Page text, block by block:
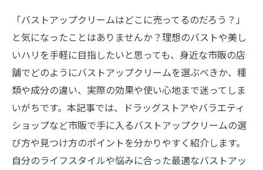
「バストアップクリームはどこに売ってるのだろう？」
と気になったことはありませんか？理想のバストや美し
いハリを手軽に目指したいと思っても、身近な市販の店
舗でどのようにバストアップクリームを選ぶべきか、種
類や成分の違い、実際の効果や使い心地まで迷ってしま
いがちです。本記事では、ドラッグストアやバラエティ
ショップなど市販で手に入るバストアップクリームの選
び方や見つけ方のポイントを分かりやすく紹介します。
自分のライフスタイルや悩みに合った最適なバストアッ